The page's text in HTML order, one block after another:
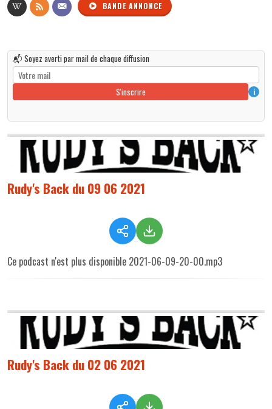
BANDE ANNONCE
📬 Soyez averti par mail de chaque diffusion
S'inscrire i
Rudy's Back du 09 06 2021
Ce podcast n'est plus disponible 2021-06-09-20-00.mp3
Rudy's Back du 02 06 2021